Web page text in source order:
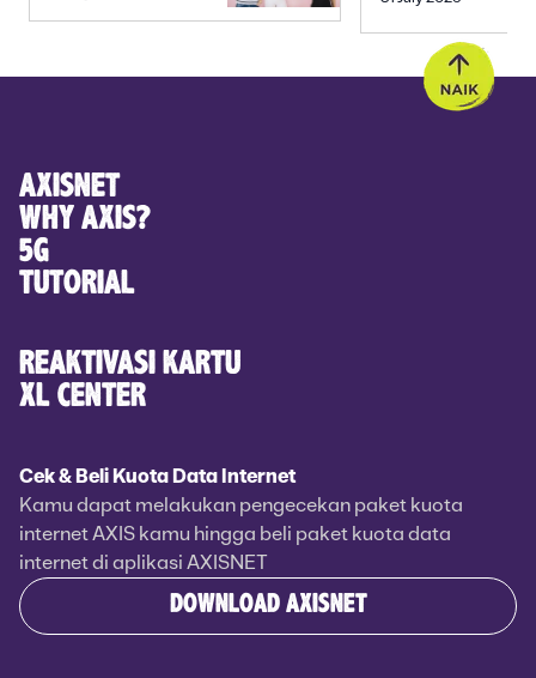
AXISNET
WHY AXIS?
5G
TUTORIAL
REAKTIVASI KARTU
XL CENTER
Cek & Beli Kuota Data Internet
Kamu dapat melakukan pengecekan paket kuota
internet AXIS kamu hingga beli paket kuota data
internet di aplikasi AXISNET
DOWNLOAD AXISNET